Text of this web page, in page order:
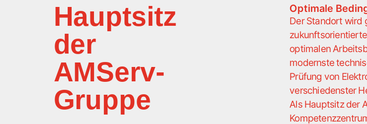
Hauptsitz
der
AMServ-
Gruppe
Optimale
Der Standort wird
optimalen
modernste
Prüfung von
verschiedenster
Als Hauptsitz der